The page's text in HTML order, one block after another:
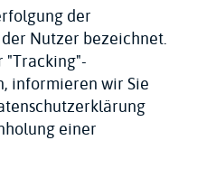
der
Nutzer bezeichnet.
"Tracking"-
informieren wir Sie
einer